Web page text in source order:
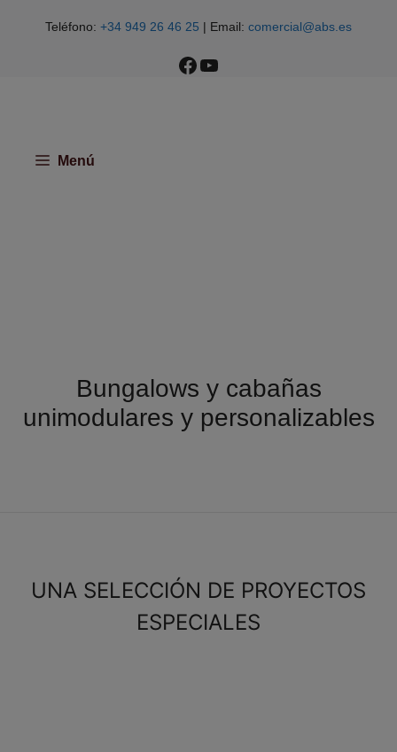
Teléfono: +34 949 26 46 25 | Email: comercial@abs.es
Facebook
YouTube
Menú
Bungalows y cabañas
unimodulares y personalizables
UNA SELECCIÓN DE PROYECTOS
ESPECIALES